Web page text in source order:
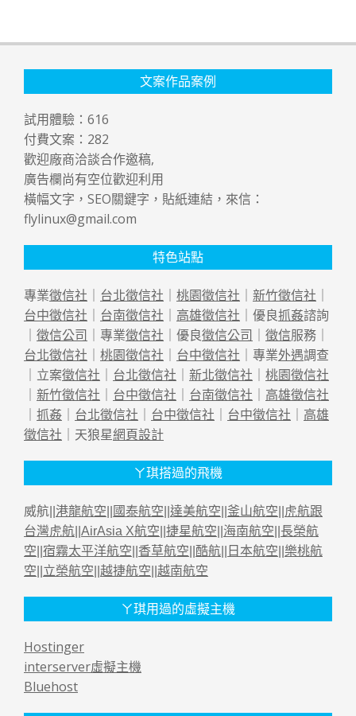
文案作品案例
試用體驗： 616
付費文案： 282
歡迎廠商洽談合作邀稿,
廣告欄尚有空位歡迎利用
橫幅文字，SEO關鍵字，貼紙連結，來信：
flylinux@gmail.com
特色站點
專業徵信社 ｜ 台北徵信社 ｜ 桃園徵信社 ｜ 新竹徵信社 ｜
台中徵信社 ｜ 台南徵信社 ｜ 高雄徵信社 ｜優良抓姦諮詢
｜ 徵信公司 ｜專業徵信社 ｜優良徵信公司 ｜ 徵信服務｜
台北徵信社 ｜ 桃園徵信社 ｜ 台中徵信社 ｜專業外遇調查
｜立案徵信社 ｜ 台北徵信社 ｜ 新北徵信社 ｜ 桃園徵信社
｜ 新竹徵信社 ｜ 台中徵信社 ｜ 台南徵信社 ｜ 高雄徵信社
｜ 抓姦 ｜ 台北徵信社 ｜ 台中徵信社 ｜ 台中徵信社 ｜ 高雄
徵信社 ｜天狼星網頁設計
ㄚ琪搭過的飛機
威航|| 港龍航空 國泰航空 達美航空 釜山航空
虎航跟
台灣虎航 AirAsia X航空 捷星航空 海南航空 長榮航
空 宿霧太平洋航空 香草航空 酷航 日本航空 樂桃航
空 立榮航空 越捷航空 越南航空
ㄚ琪用過的虛擬主機
Hostinger
interserver虛擬主機
Bluehost